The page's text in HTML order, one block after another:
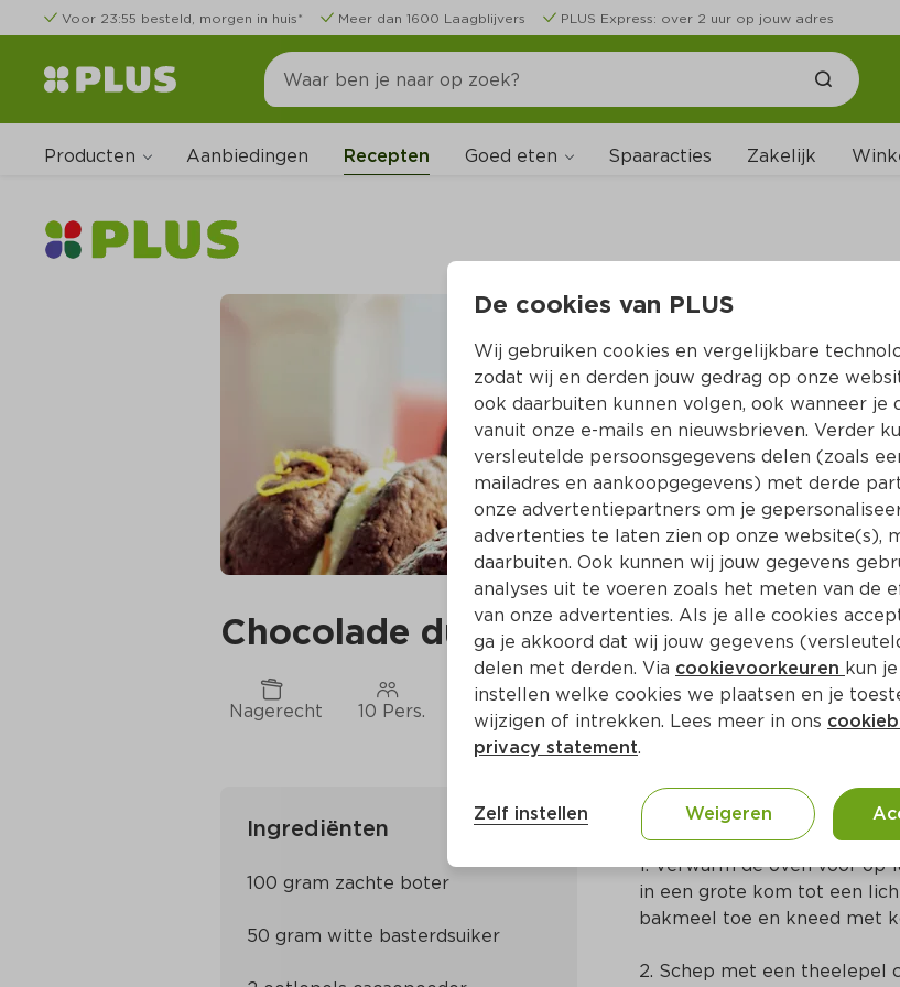
Voor 23:55 besteld, morgen in huis* Meer dan 1600 Laagblijvers PLUS Express: over 2 uur op jouw adres
Producten Aanbiedingen Recepten Goed eten Spaaracties Zakelijk
Chocolade dubbeldekkers
Nagerecht 10 Pers. Ca. 20 Min Europees
Ingrediënten
Bereidingswijze
1. Verwarm de oven voor op
in een grote kom tot een
bakmeel toe en kneed met
2. Schep met een theelepel
De cookies van PLUS
Wij gebruiken cookies en vergelijkbare
zodat wij en derden jouw gedrag op onze
ook daarbuiten kunnen volgen, ook wanneer je
vanuit onze e-mails en nieuwsbrieven. Verder
versleutelde persoonsgegevens delen (zoals
mailadres en aankoopgegevens) met derde
onze advertentiepartners om je
advertenties te laten zien op onze website(s),
daarbuiten. Ook kunnen wij jouw gegevens
analyses uit te voeren zoals het meten van de
van onze advertenties. Als je alle cookies
ga je akkoord dat wij jouw gegevens
delen met derden. Via cookievoorkeuren kun
instellen welke cookies we plaatsen en je
wijzigen of intrekken. Lees meer in ons
privacy statement.
Zelf instellen Weigeren